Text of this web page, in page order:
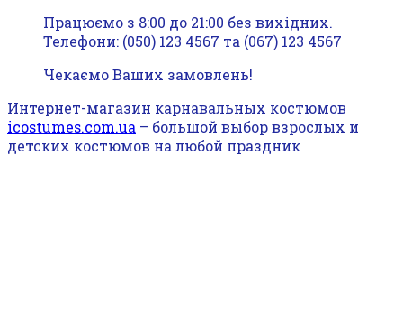
Працюємо з 8:00 до 21:00 без вихідних.
Телефони: (050) 123 4567 та (067) 123 4567
Чекаємо Ваших замовлень!
Интернет-магазин карнавальных костюмов
icostumes.com.ua – большой выбор взрослых и
детских костюмов на любой праздник